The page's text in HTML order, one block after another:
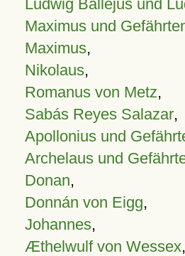
Ludwig Ballejus und
Maximus und
Maximus,
Nikolaus,
Romanus von Metz,
Sabás Reyes Salazar,
Apollonius und
Archelaus und
Donan,
Donnán von Eigg,
Johannes,
Æthelwulf von Wessex,